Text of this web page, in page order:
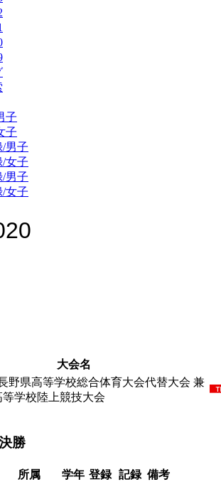
子
子
男子
女子
男子
女子
大会名
野県高等学校総合体育大会代替大会 兼
学校陸上競技大会
勝
所属 学年 登録 記録 備考